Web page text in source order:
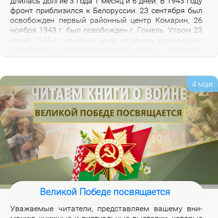
фронт при­бли­зил­ся к Бе­ло­рус­сии. 23 сен­тяб­ря был
осво­бож­ден пер­вый рай­он­ный центр Ко­ма­рин, 26
но­яб­ря 1943 г. был осво­бож­ден г. Го­мель. Утром 23
за­хват­чи­ков с тер­ри­то­рии Бе­ло­рус­сии.
4 мая
Великой Победе посвящается
Ува­жа­е­мые чи­та­те­ли, пред­став­ля­ем ва­ше­му вни­